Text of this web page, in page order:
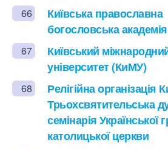
66
Київська православна
богословська
67
Київський
університет (КиМУ)
68
Релігійна організація
Трьохсвятительська
семінарія Української
католицької церкви